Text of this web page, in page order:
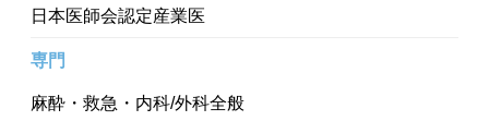
日本医師会認定産業医
専門
麻酔・救急・内科/外科全般